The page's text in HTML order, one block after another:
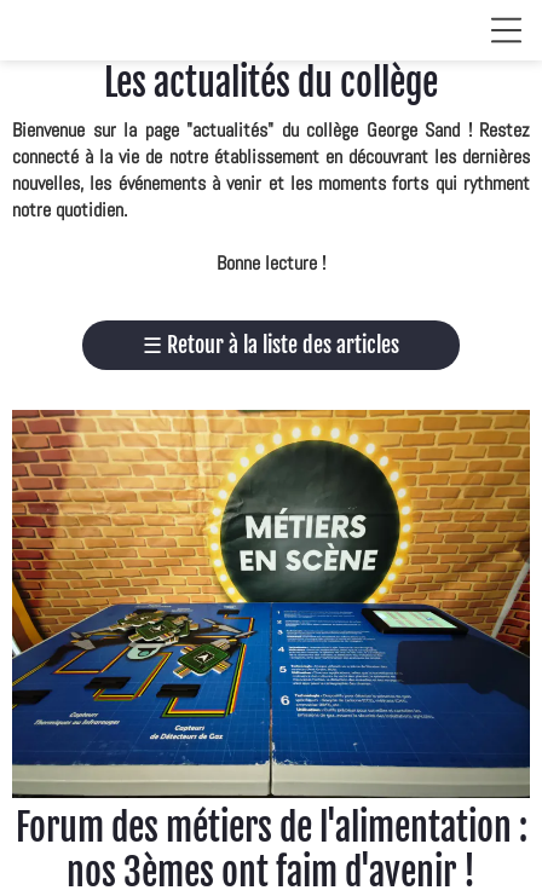
Les actualités du collège
Bienvenue sur la page "actualités" du collège George Sand ! Restez
connecté à la vie de notre établissement en découvrant les dernières
nouvelles, les événements à venir et les moments forts qui rythment
notre quotidien.
Bonne lecture !
☰ Retour à la liste des articles
Forum des métiers de l'alimentation :
nos 3èmes ont faim d'avenir !